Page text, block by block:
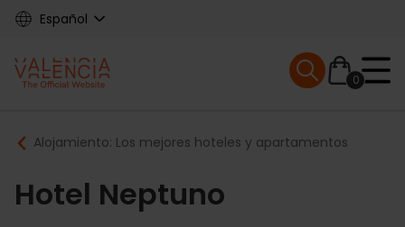
Skip
content
Español
Main
navigation
0
Mobile menu
Breadcrumb
Alojamiento: Los mejores hoteles y apartamentos
Hotel Neptuno